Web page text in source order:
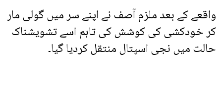
واقعے کے بعد ملزم آصف نے اپنے سر میں گولی مار
کر خودکشی کی کوشش کی تاہم اسے تشویشناک
حالت میں نجی اسپتال منتقل کردیا گیا۔